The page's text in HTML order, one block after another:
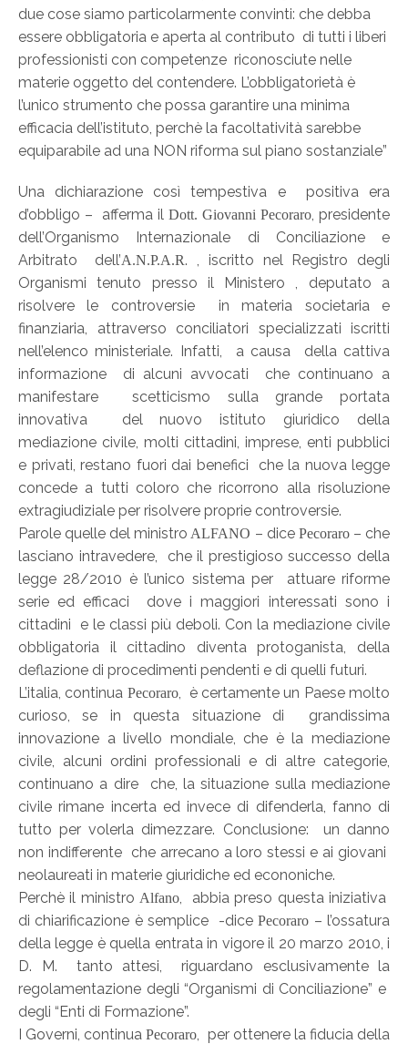
due cose siamo particolarmente convinti: che debba
essere obbligatoria e aperta al contributo di tutti i liberi
professionisti con competenze riconosciute nelle
materie oggetto del contendere. L’obbligatorietà è
l’unico strumento che possa garantire una minima
efficacia dell’istituto, perchè la facoltatività sarebbe
equiparabile ad una NON riforma sul piano sostanziale”
Una dichiarazione così tempestiva e positiva era
d’obbligo – afferma il Dott. Giovanni Pecoraro, presidente
dell’Organismo Internazionale di Conciliazione e
Arbitrato dell’A.N.P.A.R. , iscritto nel Registro degli
Organismi tenuto presso il Ministero , deputato a
risolvere le controversie in materia societaria e
finanziaria, attraverso conciliatori specializzati iscritti
nell’elenco ministeriale. Infatti, a causa della cattiva
informazione di alcuni avvocati che continuano a
manifestare scetticismo sulla grande portata
innovativa del nuovo istituto giuridico della
mediazione civile, molti cittadini, imprese, enti pubblici
e privati, restano fuori dai benefici che la nuova legge
concede a tutti coloro che ricorrono alla risoluzione
extragiudiziale per risolvere proprie controversie.
Parole quelle del ministro ALFANO – dice Pecoraro– che
lasciano intravedere, che il prestigioso successo della
legge 28/2010 è l’unico sistema per attuare riforme
serie ed efficaci dove i maggiori interessati sono i
cittadini e le classi più deboli. Con la mediazione civile
obbligatoria il cittadino diventa protoganista, della
deflazione di procedimenti pendenti e di quelli futuri.
L’italia, continua Pecoraro, è certamente un Paese molto
curioso, se in questa situazione di grandissima
innovazione a livello mondiale, che è la mediazione
civile, alcuni ordini professionali e di altre categorie,
continuano a dire che, la situazione sulla mediazione
civile rimane incerta ed invece di difenderla, fanno di
tutto per volerla dimezzare. Conclusione: un danno
non indifferente che arrecano a loro stessi e ai giovani
neolaureati in materie giuridiche ed econoniche.
Perchè il ministroAlfano, abbia preso questa iniziativa
di chiarificazione è semplice -dicePecoraro – l’ossatura
della legge è quella entrata in vigore il 20 marzo 2010, i
D. M. tanto attesi, riguardano esclusivamente la
regolamentazione degli “Organismi di Conciliazione” e
degli “Enti di Formazione”.
I Governi, continuaPecoraro, per ottenere la fiducia della